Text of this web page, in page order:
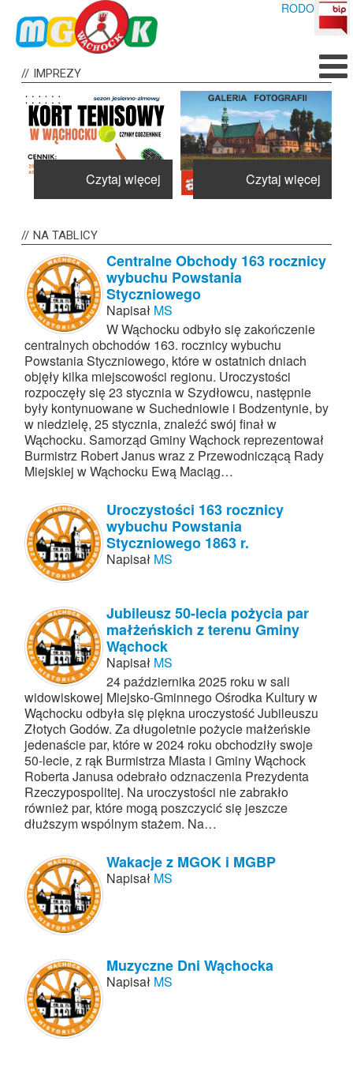
RODO
IMPREZY
Czytaj więcej Czytaj więcej
NATABLICY
Centralne Obchody 163 rocznicy
wybuchu Powstania
Styczniowego
Napisał MS
W Wąchocku odbyło się zakończenie
centralnych obchodów 163. rocznicy wybuchu
Powstania Styczniowego, które w ostatnich dniach
objęły kilka miejscowości regionu. Uroczystości
rozpoczęły się 23 stycznia w Szydłowcu, następnie
były kontynuowane w Suchedniowie i Bodzentynie, by
w niedzielę, 25 stycznia, znaleźć swój finał w
Wąchocku. Samorząd Gminy Wąchock reprezentował
Burmistrz Robert Janus wraz z Przewodniczącą Rady
Miejskiej w Wąchocku Ewą Maciąg…
Uroczystości 163 rocznicy
wybuchu Powstania
Styczniowego 1863 r.
Napisał MS
Jubileusz 50-lecia pożycia par
małżeńskich z terenu Gminy
Wąchock
Napisał MS
24 października 2025 roku w sali
widowiskowej Miejsko-Gminnego Ośrodka Kultury w
Wąchocku odbyła się piękna uroczystość Jubileuszu
Złotych Godów. Za długoletnie pożycie małżeńskie
jedenaście par, które w 2024 roku obchodziły swoje
50-lecie, z rąk Burmistrza Miasta i Gminy Wąchock
Roberta Janusa odebrało odznaczenia Prezydenta
Rzeczypospolitej. Na uroczystości nie zabrakło
również par, które mogą poszczycić się jeszcze
dłuższym wspólnym stażem. Na…
Wakacje z MGOK i MGBP
Napisał MS
Muzyczne Dni Wąchocka
Napisał MS